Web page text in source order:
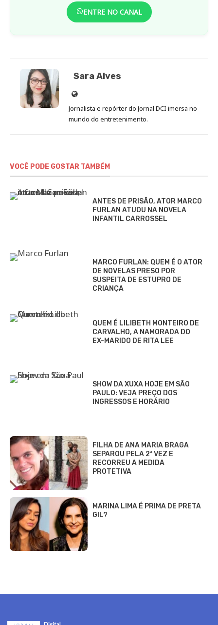
ENTRE NO CANAL
Sara Alves
Site
de
Sara
Jornalista e repórter do Jornal DCI imersa no
mundo do entretenimento.
VOCÊ PODE GOSTAR TAMBÉM
ANTES DE PRISÃO, ATOR MARCO
FURLAN ATUOU NA NOVELA
INFANTIL CARROSSEL
MARCO FURLAN: QUEM É O ATOR
DE NOVELAS PRESO POR
SUSPEITA DE ESTUPRO DE
CRIANÇA
QUEM É LILIBETH MONTEIRO DE
CARVALHO, A NAMORADA DO
EX-MARIDO DE RITA LEE
SHOW DA XUXA HOJE EM SÃO
PAULO: VEJA PREÇO DOS
INGRESSOS E HORÁRIO
FILHA DE ANA MARIA BRAGA
SEPAROU PELA 2ª VEZ E
RECORREU A MEDIDA
PROTETIVA
MARINA LIMA É PRIMA DE PRETA
GIL?